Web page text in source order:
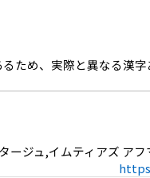
ため、実際と異なる漢
ジュ,イムティアズ アフ